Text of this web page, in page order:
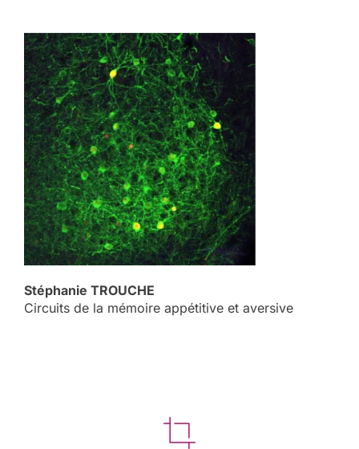
Stéphanie TROUCHE
Circuits de la mémoire appétitive et aversive